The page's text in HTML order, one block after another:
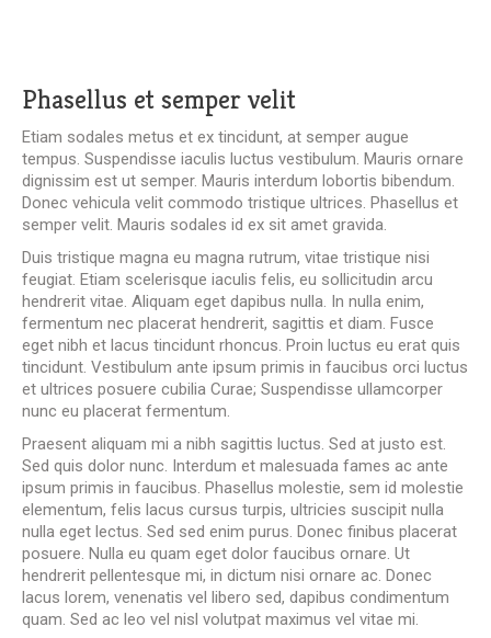
Phasellus et semper velit
Etiam sodales metus et ex tincidunt, at semper augue
tempus. Suspendisse iaculis luctus vestibulum. Mauris ornare
dignissim est ut semper. Mauris interdum lobortis bibendum.
Donec vehicula velit commodo tristique ultrices. Phasellus et
semper velit. Mauris sodales id ex sit amet gravida.
Duis tristique magna eu magna rutrum, vitae tristique nisi
feugiat. Etiam scelerisque iaculis felis, eu sollicitudin arcu
hendrerit vitae. Aliquam eget dapibus nulla. In nulla enim,
fermentum nec placerat hendrerit, sagittis et diam. Fusce
eget nibh et lacus tincidunt rhoncus. Proin luctus eu erat quis
tincidunt. Vestibulum ante ipsum primis in faucibus orci luctus
et ultrices posuere cubilia Curae; Suspendisse ullamcorper
nunc eu placerat fermentum.
Praesent aliquam mi a nibh sagittis luctus. Sed at justo est.
Sed quis dolor nunc. Interdum et malesuada fames ac ante
ipsum primis in faucibus. Phasellus molestie, sem id molestie
elementum, felis lacus cursus turpis, ultricies suscipit nulla
nulla eget lectus. Sed sed enim purus. Donec finibus placerat
posuere. Nulla eu quam eget dolor faucibus ornare. Ut
hendrerit pellentesque mi, in dictum nisi ornare ac. Donec
lacus lorem, venenatis vel libero sed, dapibus condimentum
quam. Sed ac leo vel nisl volutpat maximus vel vitae mi.